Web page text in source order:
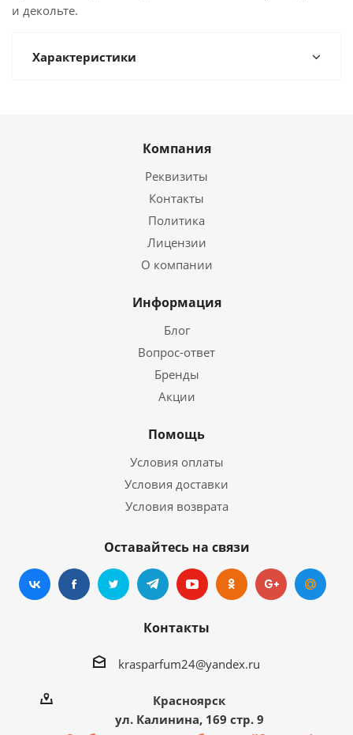
и декольте.
Характеристики
Компания
Реквизиты
Контакты
Политика
Лицензии
О компании
Информация
Блог
Вопрос-ответ
Бренды
Акции
Помощь
Условия оплаты
Условия доставки
Условия возврата
Оставайтесь на связи
Контакты
krasparfum24@yandex.ru
Красноярск
ул. Калинина, 169 стр. 9